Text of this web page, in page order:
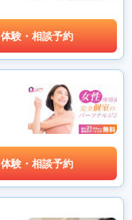
体験・相談予約
体験・相談予約